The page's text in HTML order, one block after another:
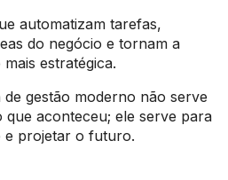
automatizam tarefas,
do negócio e tornam a
estratégica.
de gestão moderno não serve
aconteceu; ele serve para
e projetar o futuro.